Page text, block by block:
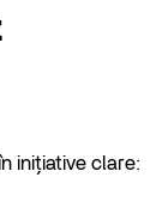
inițiative clare: